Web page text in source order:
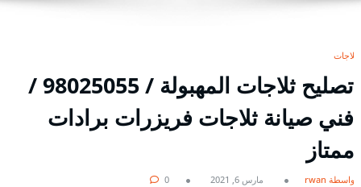
ثلاجات
تصليح ثلاجات المهبولة / 98025055 /
فني صيانة ثلاجات فريزرات برادات
ممتاز
بواسطة rwan مارس 6, 2021 0